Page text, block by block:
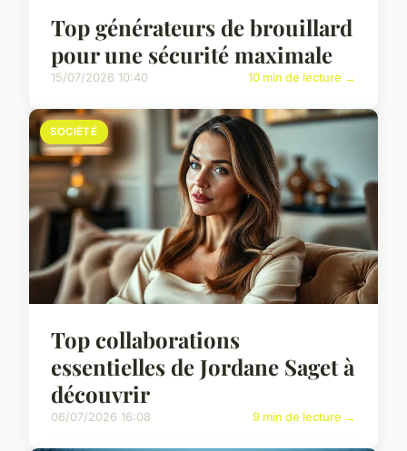
Top générateurs de brouillard
pour une sécurité maximale
15/07/2026 10:40 10 min de lecture →
SOCIÉTÉ
Top collaborations
essentielles de Jordane Saget à
découvrir
06/07/2026 16:08 9 min de lecture →